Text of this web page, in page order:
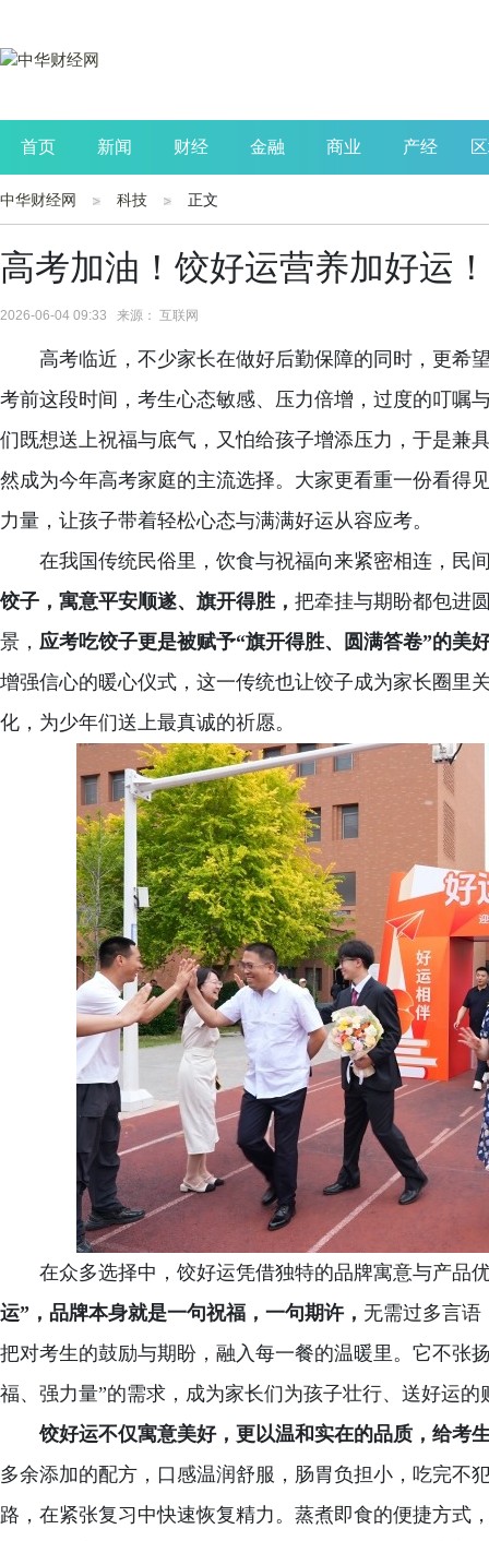
首页 新闻 财经 金融 商业 产经
公司 生活 读书
中华财经网 科技 正文
高考加油！饺好运营养加好运！
2026-06-04 09:33 来源： 互联网
高考临近，不少家长在做好后勤保障的同时，更希
考前这段时间，考生心态敏感、压力倍增，过度的叮嘱
们既想送上祝福与底气，又怕给孩子增添压力，于是兼
然成为今年高考家庭的主流选择。大家更看重一份看得
力量，让孩子带着轻松心态与满满好运从容应考。
在我国传统民俗里，饮食与祝福向来紧密相连，民
饺子，寓意平安顺遂、旗开得胜， 把牵挂与期盼都包进
景， 应考吃饺子更是被赋予“旗开得胜、圆满答卷”的美
增强信心的暖心仪式，这一传统也让饺子成为家长圈里
化，为少年们送上最真诚的祈愿。
在众多选择中，饺好运凭借独特的品牌寓意与产品
运”，品牌本身就是一句祝福，一句期许， 无需过多言语
把对考生的鼓励与期盼，融入每一餐的温暖里。它不张
福、强力量”的需求，成为家长们为孩子壮行、送好运的
饺好运不仅寓意美好，更以温和实在的品质，给考
多余添加的配方，口感温润舒服，肠胃负担小，吃完不
路，在紧张复习中快速恢复精力。蒸煮即食的便捷方式